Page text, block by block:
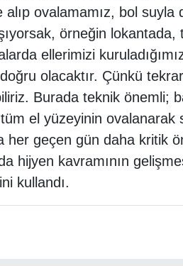
alıp ovalamamız, bol
örneğin lokantada,
ellerimizi
olacaktır. Çünkü
Burada teknik önemli;
el yüzeyinin ovalanarak
her geçen gün daha kritik
hijyen kavramının
kullandı.